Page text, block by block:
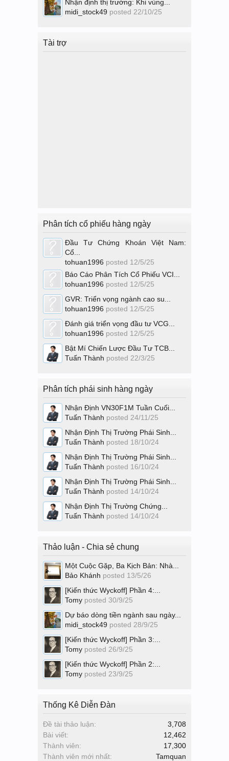
Nhận định thị trường: Khi vùng...
midi_stock49 posted 22/10/25
Tài trợ
Phân tích cổ phiếu hàng ngày
Đầu Tư Chứng Khoán Việt Nam:
Cổ...
tohuan1996 posted 12/5/25
Báo Cáo Phân Tích Cổ Phiếu VCI...
tohuan1996 posted 12/5/25
GVR: Triển vọng ngành cao su...
tohuan1996 posted 12/5/25
Đánh giá triển vọng đầu tư VCG...
tohuan1996 posted 12/5/25
Bật Mí Chiến Lược Đầu Tư TCB...
Tuấn Thành posted 22/3/25
Phân tích phái sinh hàng ngày
Nhận Định VN30F1M Tuần Cuối...
Tuấn Thành posted 24/11/25
Nhận Định Thị Trường Phái Sinh...
Tuấn Thành posted 18/10/24
Nhận Định Thị Trường Phái Sinh...
Tuấn Thành posted 16/10/24
Nhận Định Thị Trường Phái Sinh...
Tuấn Thành posted 14/10/24
Nhận Định Thị Trường Chứng...
Tuấn Thành posted 14/10/24
Thảo luận - Chia sẻ chung
Một Cuộc Gặp, Ba Kịch Bản: Nhà...
Bảo Khánh posted 13/5/26
[Kiến thức Wyckoff] Phần 4:...
Tomy posted 30/9/25
Dự báo dòng tiền ngành sau ngày...
midi_stock49 posted 28/9/25
[Kiến thức Wyckoff] Phần 3:...
Tomy posted 26/9/25
[Kiến thức Wyckoff] Phần 2:...
Tomy posted 23/9/25
Thống Kê Diễn Đàn
Đề tài thảo luận:
3,708
Bài viết:
12,462
Thành viên:
17,300
Thành viên mới nhất:
Tamquan